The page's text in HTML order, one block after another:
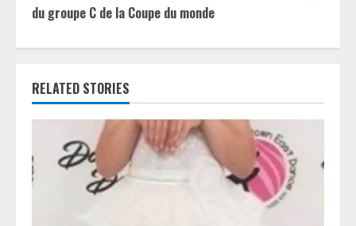
i
n
u
e
e
du groupe C de la Coupe du monde
RELATED STORIES